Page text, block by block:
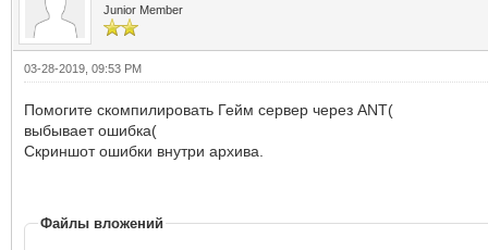
Junior Member
03-28-2019, 09:53 PM
Помогите скомпилировать Гейм сервер через ANT(
выбывает ошибка(
Скриншот ошибки внутри архива.
Файлы вложений